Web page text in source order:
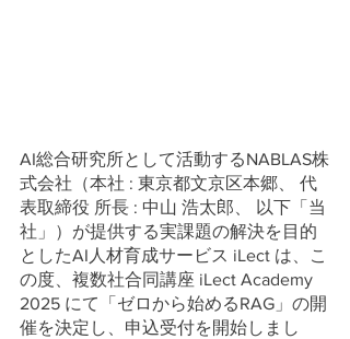
AI総合研究所として活動するNABLAS株
式会社（本社 : 東京都文京区本郷、 代
表取締役 所長 : 中山 浩太郎、 以下「当
社」）が提供する実課題の解決を目的
としたAI人材育成サービス iLect は、こ
の度、複数社合同講座 iLect Academy
2025 にて「ゼロから始めるRAG」の開
催を決定し、申込受付を開始しまし